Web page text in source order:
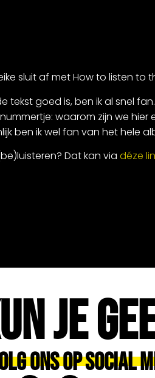
sluit af met How to listen to
tekst goed is, ben ik al snel
waarom zijn we hier
ben ik wel fan van het hele
Dat kan via déze
Je
Ons Op Social